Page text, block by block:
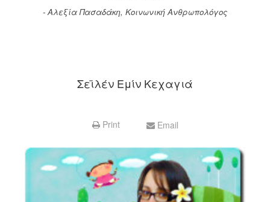
- Αλεξία Πασαδάκη, Κοινωνική Ανθρωπολόγος
Σεϊλέν Εμίν Κεχαγιά
Print Email